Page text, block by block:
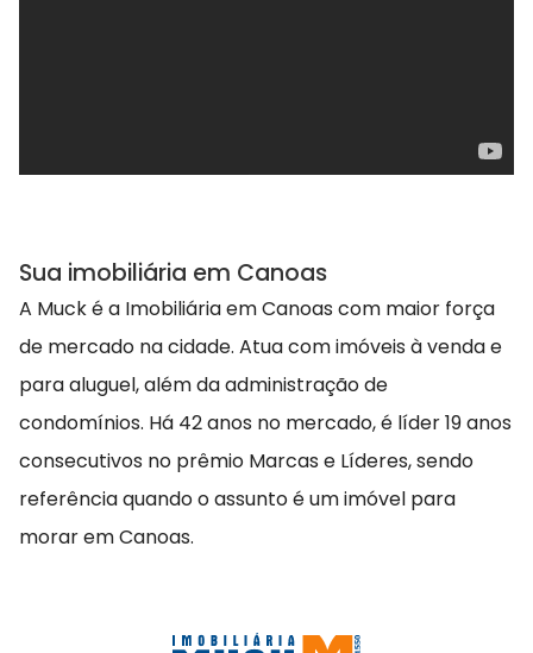
Sua imobiliária em Canoas
A Muck é a Imobiliária em Canoas com maior força
de mercado na cidade. Atua com imóveis à venda e
para aluguel, além da administração de
condomínios. Há 42 anos no mercado, é líder 19 anos
consecutivos no prêmio Marcas e Líderes, sendo
referência quando o assunto é um imóvel para
morar em Canoas.